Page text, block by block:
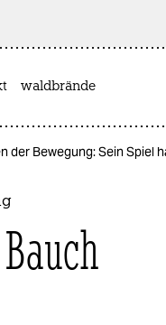
waldbrände
der Bewegung: Sein Spiel